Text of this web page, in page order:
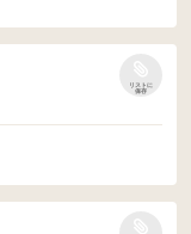
リストに
保存